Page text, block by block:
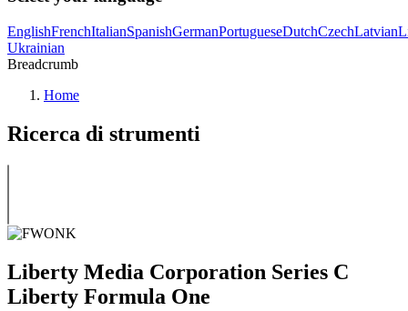
EnglishFrenchItalianSpanishGermanPortugueseDutchCzechLatvian
Ukrainian
Breadcrumb
Home
Ricerca di strumenti
Liberty Media Corporation Series C
Liberty Formula One